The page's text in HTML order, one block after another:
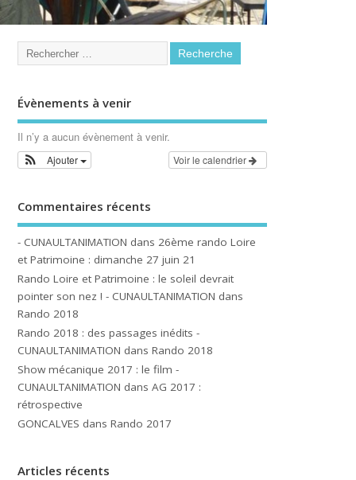
Évènements à venir
Il n’y a aucun évènement à venir.
Voir le calendrier
Ajouter
Commentaires récents
- CUNAULTANIMATION dans 26ème rando Loire
et Patrimoine : dimanche 27 juin 21
Rando Loire et Patrimoine : le soleil devrait
pointer son nez ! - CUNAULTANIMATION dans
Rando 2018
Rando 2018 : des passages inédits -
CUNAULTANIMATION dansRando 2018
Show mécanique 2017 : le film -
CUNAULTANIMATION dansAG 2017 :
rétrospective
GONCALVES dansRando 2017
Articles récents